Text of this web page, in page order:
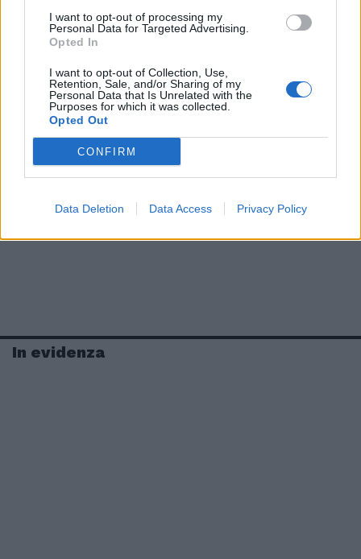
I want to opt-out of processing my
Personal Data for Targeted Advertising.
Opted In
I want to opt-out of Collection, Use,
Retention, Sale, and/or Sharing of my
Personal Data that Is Unrelated with the
Purposes for which it was collected.
Opted Out
CONFIRM
Data Deletion Data Access Privacy Policy
In evidenza